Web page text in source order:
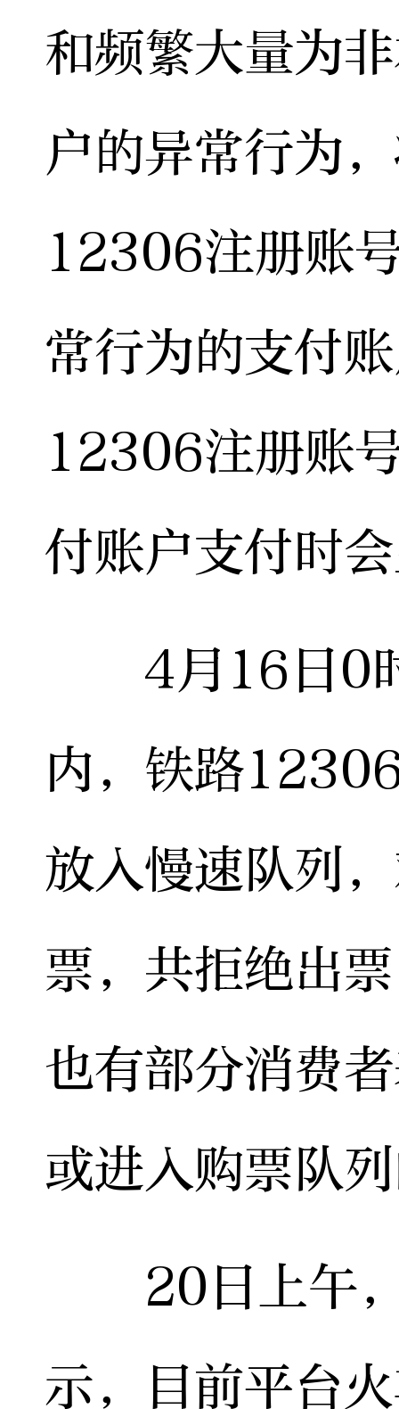
和频繁大量为
户的异常行为
12306注册账
常行为的支付
12306注册账
付账户支付时
4月16日0时
内，铁路
放入慢速队列
票，共拒绝出
也有部分消费
或进入购票队
20日上午，
示，目前平台